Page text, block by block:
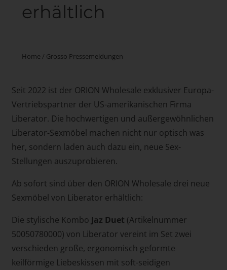
erhältlich
Home / Grosso Pressemeldungen
Seit 2022 ist der ORION Wholesale exklusiver Europa-
Vertriebspartner der US-amerikanischen Firma
Liberator. Die hochwertigen und außergewöhnlichen
Liberator-Sexmöbel machen nicht nur optisch was
her, sondern laden auch dazu ein, neue Sex-
Stellungen auszuprobieren.
Ab sofort sind über den ORION Wholesale drei neue
Sexmöbel von Liberator erhältlich:
Die stylische Kombo Jaz Duet (Artikelnummer
50050780000) von Liberator vereint im Set zwei
verschieden große, ergonomisch geformte
keilförmige Liebeskissen mit soft-seidigen